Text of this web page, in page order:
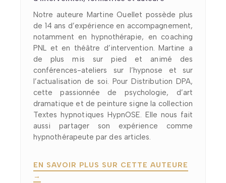
Notre auteure Martine Ouellet possède plus
de 14 ans d’expérience en accompagnement,
notamment en hypnothérapie, en coaching
PNL et en théâtre d’intervention. Martine a
de plus mis sur pied et animé des
conférences-ateliers sur l’hypnose et sur
l’actualisation de soi. Pour Distribution DPA,
cette passionnée de psychologie, d’art
dramatique et de peinture signe la collection
Textes hypnotiques HypnOSE. Elle nous fait
aussi partager son expérience comme
hypnothérapeute par des articles.
EN SAVOIR PLUS SUR CETTE AUTEURE
→